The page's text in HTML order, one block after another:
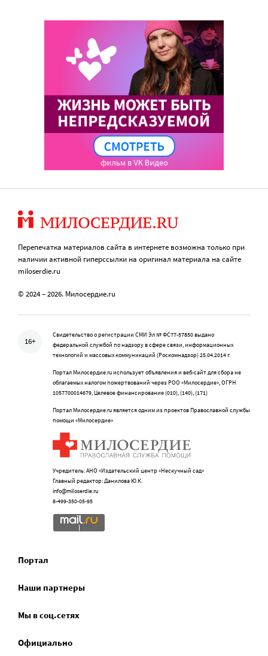
Перепечатка материалов сайта в интернете возможна только при
наличии активной гиперссылки на оригинал материала на сайте
miloserdie.ru
© 2024 – 2026. Милосердие.ru
16+
Свидетельство о регистрации СМИ Эл № ФС77-57850 выдано
федеральной службой по надзору в сфере связи, информационных
технологий и массовых коммуникаций (Роскомнадзор) 25.04.2014 г.
Портал Милосердие.ru использует объявления и веб-сайт для сбора не
облагаемых налогом пожертвований через РОО «Милосердие», ОГРН
1057700014679, Целевое финансирование (010), (140), (171)
Портал Милосердие.ru является одним из проектов Православной службы
помощи «Милосердие»
Учредитель: АНО «Издательский центр «Нескучный сад»
Главный редактор: Данилова Ю.К.
info@miloserdie.ru
8-499-350-05-95
Портал
Наши партнеры
Мы в соц.сетях
Официально